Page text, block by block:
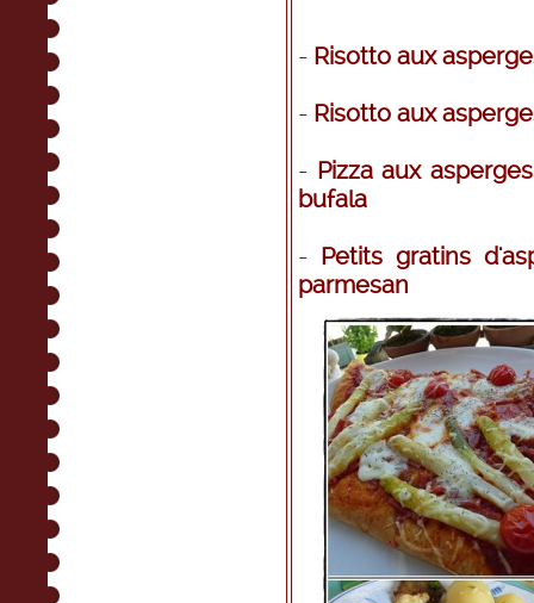
- Risotto aux
- Risotto aux
- Pizza aux
bufala
- Petits gratins
parmesan